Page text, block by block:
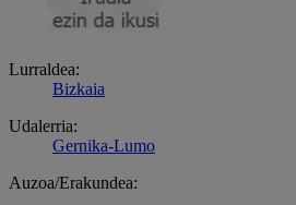
Lurraldea:
Bizkaia
Udalerria:
Gernika-Lumo
Auzoa/Erakundea: